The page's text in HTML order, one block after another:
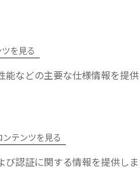
を見る
などの主要な仕様情報を提供
ンテンツを見る
認証に関する情報を提供しま